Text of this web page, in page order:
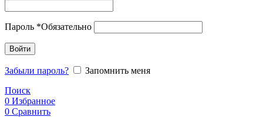
Пароль *Обязательно
Войти
Забыли пароль?
Запомнить меня
Поиск
0 Избранное
0 Сравнить